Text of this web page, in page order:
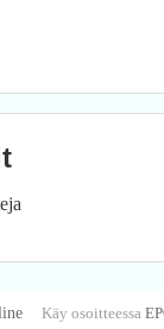
Käy osoitteessa